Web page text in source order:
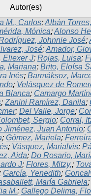
Autor(es)
M., Carlos;Albán
Mónica;Alonso
Johnnie José;
José;Amador,
Eliexer J; Rojas, Luisa;
Mariana; Brito, Eloísa
Inés; Barmáksoz,
; Velásquez de
Blanca; Camargo
; Zanini Ramírez, Danila;
; Del Valle, Jorge;
Sergio; Corral,
Jiménez, Juan Antonio;
; Gómez, Mariela;
; Vásquez, Marialvis;
Aida; Do Rosario,
J; Flores, Mitzy,;
; García, Yenedith;
María Gabriela;
M.; Gallego Delima,